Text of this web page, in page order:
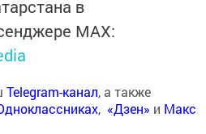
в
MАХ:
Telegram-канал, а также
, «Дзен» и Макс